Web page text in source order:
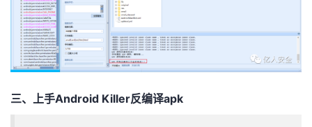
三、上手Android Killer反编译apk